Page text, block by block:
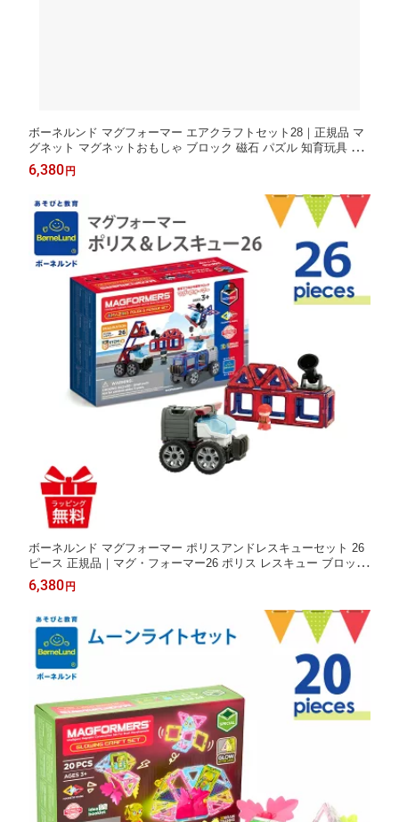
ボーネルンド マグフォーマー エアクラフトセット28｜正規品 マ
グネット マグネットおもしゃ ブロック 磁石 パズル 知育玩具 誕
生祝 ギフト 贈り物 ボーネルンド日本正規品 入園
6,380 円
ボーネルンド マグフォーマー ポリスアンドレスキューセット 26
ピース 正規品｜マグ・フォーマー26 ポリス レスキュー ブロック
磁石 パズル 知育玩具 お誕生祝 ギフト クリスマス ボーネルンド
日本正規品 入園
6,380 円